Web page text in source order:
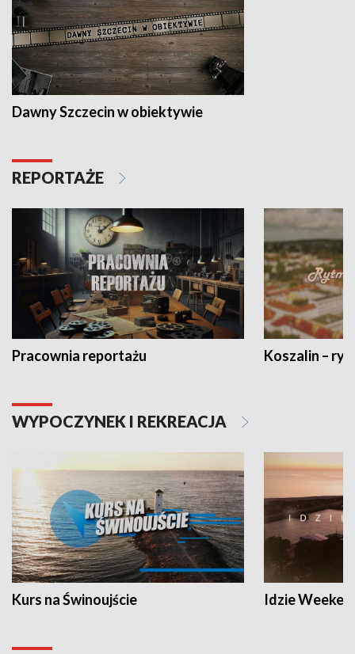
Dawny Szczecin w obiektywie
REPORTAŻE
Pracownia reportażu Koszalin –
WYPOCZYNEK I REKREACJA
Kurs na Świnoujście Idzie